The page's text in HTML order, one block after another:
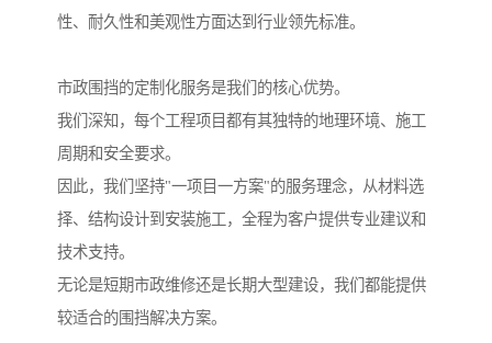
性、耐久性和美观性方面达到行业领先标准。
市政围挡的定制化服务是我们的核心优势。
我们深知，每个工程项目都有其独特的地理环境、施工
周期和安全要求。
因此，我们坚持"一项目一方案"的服务理念，从材料选
择、结构设计到安装施工，全程为客户提供专业建议和
技术支持。
无论是短期市政维修还是长期大型建设，我们都能提供
较适合的围挡解决方案。